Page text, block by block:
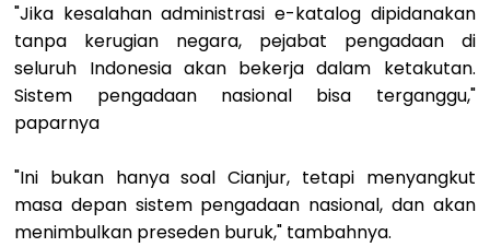
"Jika kesalahan administrasi e-katalog dipidanakan
tanpa kerugian negara, pejabat pengadaan di
seluruh Indonesia akan bekerja dalam ketakutan.
Sistem pengadaan nasional bisa terganggu,"
paparnya
"Ini bukan hanya soal Cianjur, tetapi menyangkut
masa depan sistem pengadaan nasional, dan akan
menimbulkan preseden buruk," tambahnya.